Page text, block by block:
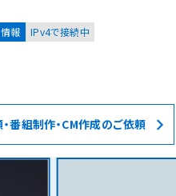
様 集合住
報 IPv4で接続中
番組制作・CM作成のご依頼